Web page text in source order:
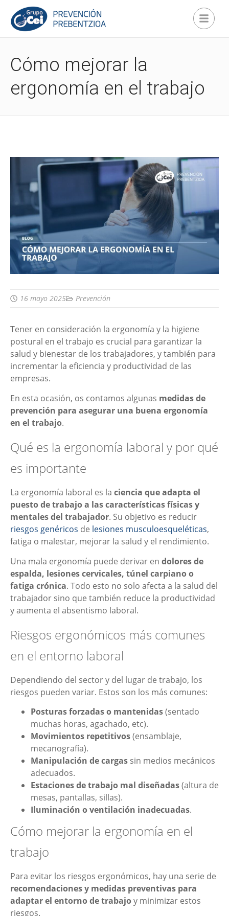
Cómo mejorar la
ergonomía en el trabajo
16 mayo 2025 Prevención
Tener en consideración la ergonomía y la higiene
postural en el trabajo es crucial para garantizar la
salud y bienestar de los trabajadores, y también para
incrementar la eficiencia y productividad de las
empresas.
En esta ocasión, os contamos algunas medidas de
prevención para asegurar una buena ergonomía
en el trabajo.
Qué es la ergonomía laboral y por qué
es importante
La ergonomía laboral es la ciencia que adapta el
puesto de trabajo a las características físicas y
mentales del trabajador. Su objetivo es reducir
riesgos genéricos de lesiones musculoesqueléticas,
fatiga o malestar, mejorar la salud y el rendimiento.
Una mala ergonomía puede derivar en dolores de
espalda, lesiones cervicales, túnel carpiano o
fatiga crónica. Todo esto no solo afecta a la salud del
trabajador sino que también reduce la productividad
y aumenta el absentismo laboral.
Riesgos ergonómicos más comunes
en el entorno laboral
Dependiendo del sector y del lugar de trabajo, los
riesgos pueden variar. Estos son los más comunes:
Posturas forzadas o mantenidas(sentado
muchas horas, agachado, etc).
Movimientos repetitivos(ensamblaje,
mecanografía).
Manipulación de cargas sin medios mecánicos
adecuados.
Estaciones de trabajo mal diseñadas(altura de
mesas, pantallas, sillas).
Iluminación o ventilación inadecuadas.
Cómo mejorar la ergonomía en el
trabajo
Para evitar los riesgos ergonómicos, hay una serie de
recomendaciones y medidas preventivas para
adaptar el entorno de trabajoy minimizar estos
riesgos.